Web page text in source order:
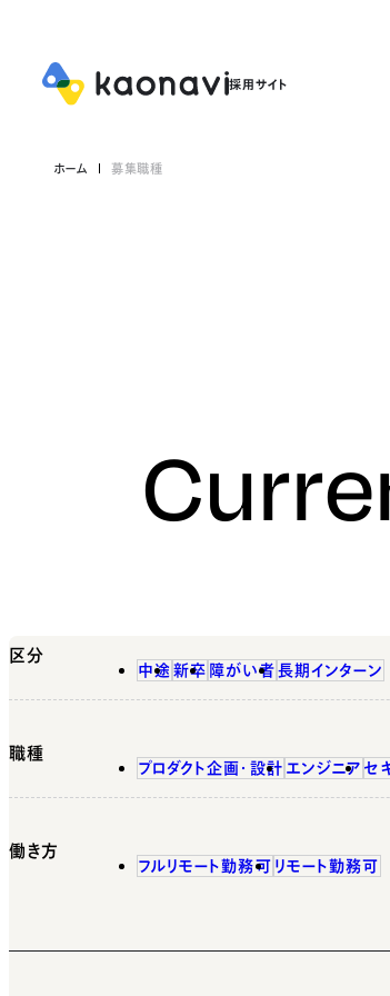
ホーム 募集職種
区分
中途 新卒 障がい者 長期インターン
職種
プロダクト企画・設計 エンジニア セ
働き方
フルリモート勤務可 リモート勤務可